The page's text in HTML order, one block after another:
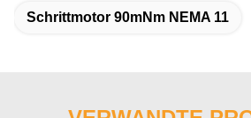
Schrittmotor 90mNm NEMA 11